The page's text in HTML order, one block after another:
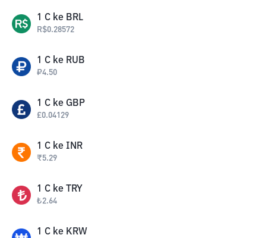
1 C ke BRL
R$0.28572
1 C ke RUB
₽4.50
1 C ke GBP
£0.04129
1 C ke INR
₹5.29
1 C ke TRY
₺2.64
1 C ke KRW